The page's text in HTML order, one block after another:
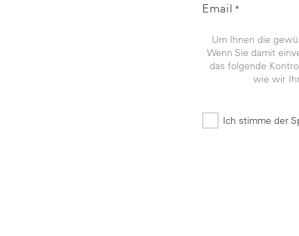
Email *
Um Ihnen die
Wenn Sie damit
das folgende
wie wir
Ich stimme der